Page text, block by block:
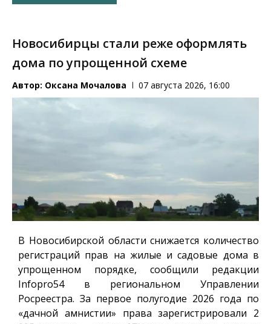
Новосибирцы стали реже оформлять
дома по упрощенной схеме
Автор: Оксана Мочалова 07 августа 2026, 16:00
В Новосибирской области снижается количество
регистраций прав на жилые и садовые дома в
упрощенном порядке, сообщили редакции
Infopro54в региональном Управлении
Росреестра. За первое полугодие 2026 года по
«дачной амнистии» права зарегистрировали 2